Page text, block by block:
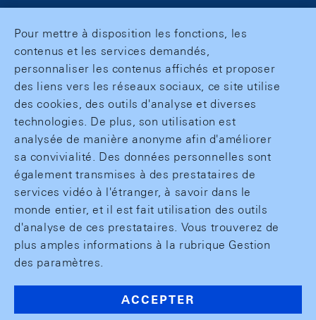
Pour mettre à disposition les fonctions, les
contenus et les services demandés,
personnaliser les contenus affichés et proposer
des liens vers les réseaux sociaux, ce site utilise
des cookies, des outils d'analyse et diverses
technologies. De plus, son utilisation est
analysée de manière anonyme afin d'améliorer
sa convivialité. Des données personnelles sont
également transmises à des prestataires de
services vidéo à l'étranger, à savoir dans le
monde entier, et il est fait utilisation des outils
d'analyse de ces prestataires. Vous trouverez de
plus amples informations à la rubrique Gestion
des paramètres.
ACCEPTER